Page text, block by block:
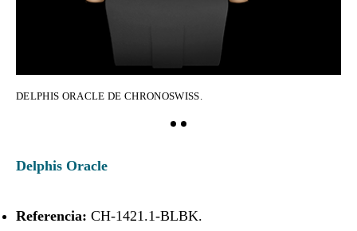
DELPHIS ORACLE DE CHRONOSWISS.
Delphis Oracle
Referencia: CH-1421.1-BLBK.